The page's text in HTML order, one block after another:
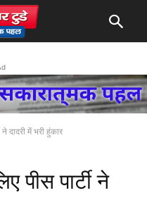
दादरी में भरी हुंकार
पीस पार्टी ने